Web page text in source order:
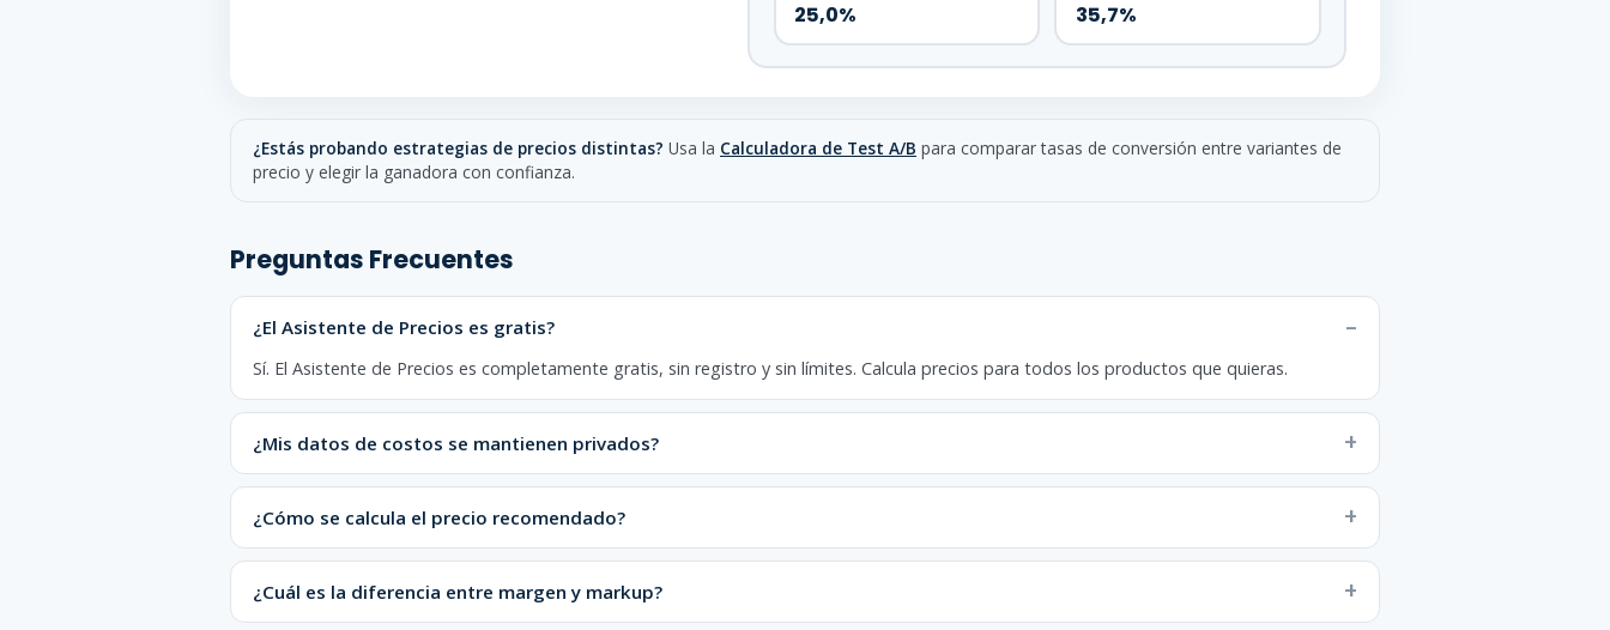
25,0% 35,7%
¿Estás probando estrategias de precios distintas? Usa la Calculadora de Test A/B para comparar tasas de conversión entre variantes de
precio y elegir la ganadora con confianza.
Preguntas Frecuentes
¿El Asistente de Precios es gratis?
Sí. El Asistente de Precios es completamente gratis, sin registro y sin límites. Calcula precios para todos los productos que quieras.
¿Mis datos de costos se mantienen privados?
¿Cómo se calcula el precio recomendado?
¿Cuál es la diferencia entre margen y markup?